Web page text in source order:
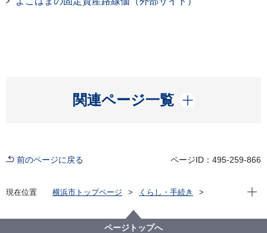
関連ページ一覧
開く
前のページに戻る ページID：495-259-866
現在位置 横浜市トップページ
くらし・手続き
固定資産税（土地・家屋）・都市計画税
現在
ページトップへ